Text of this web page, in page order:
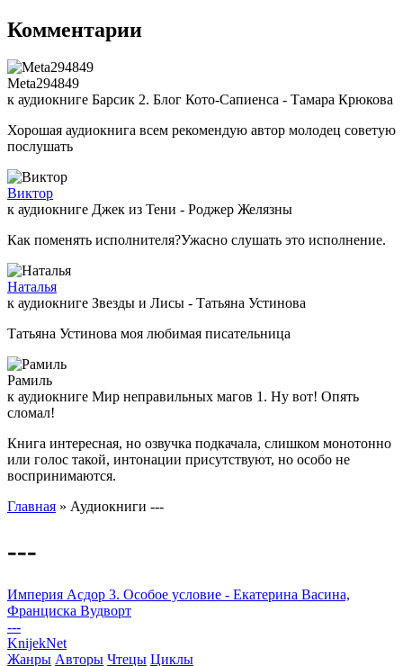
Комментарии
Meta294849
к аудиокниге Барсик 2. Блог Кото-Сапиенса - Тамара Крюкова
Хорошая аудиокнига всем рекомендую автор молодец советую
послушать
Виктор
к аудиокниге Джек из Тени - Роджер Желязны
Как поменять исполнителя?Ужасно слушать это исполнение.
Наталья
к аудиокниге Звезды и Лисы - Татьяна Устинова
Татьяна Устинова моя любимая писательница
Рамиль
к аудиокниге Мир неправильных магов 1. Ну вот! Опять
сломал!
Книга интересная, но озвучка подкачала, слишком монотонно
или голос такой, интонации присутствуют, но особо не
воспринимаются.
Главная » Аудиокниги ---
---
Империя Асдор 3. Особое условие - Екатерина Васина,
Франциска Вудворт
---
KnijekNet
Жанры Авторы Чтецы Циклы